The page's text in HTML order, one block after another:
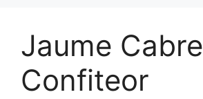
Jaume Cabre
Confiteor